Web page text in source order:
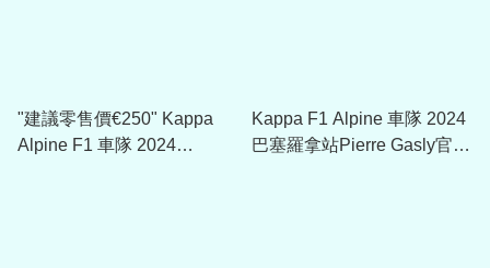
"建議零售價€250" Kappa
Alpine F1 車隊 2024
Kappa F1 Alpine 車隊 2024
巴塞羅拿站Pierre Gasly官方